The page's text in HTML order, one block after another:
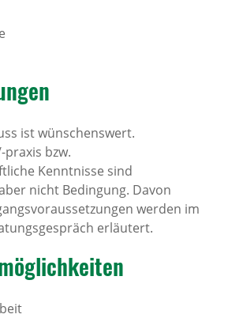
ist wünschenswert.
bzw.
Kenntnisse sind
nicht Bedingung. Davon
werden im
erläutert.